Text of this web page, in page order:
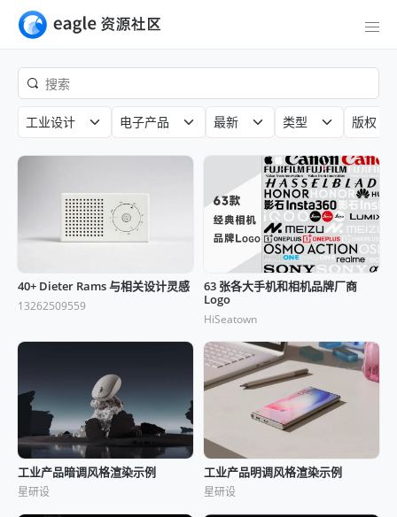
工业设计 电子产品 最新 类型 版权
40+ Dieter Rams 与相关设计灵感
13262509559
63 张各大手机和相机品牌厂商
Logo
HiSeatown
工业产品暗调风格渲染示例
星研设
工业产品明调风格渲染示例
星研设